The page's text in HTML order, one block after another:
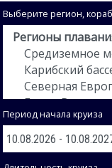
Выберите регион,
Период начала круиза